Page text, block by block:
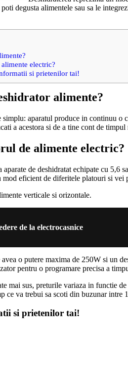
degusta alimentele sau sa le
electric?
si prietenilor tai!
alimente?
aparatul produce in continuu o
a acestora si de a tine cont de
de alimente electric?
aparate de deshidratat echipate cu 5,6
eficient de diferitele platouri si vei
verticale si orizontale.
de la electrocasnice
o putere maxima de 250W si un
pentru o programare precisa a
mai sus, preturile variaza in functie
ce va trebui sa scoti din buzunar
si prietenilor tai!